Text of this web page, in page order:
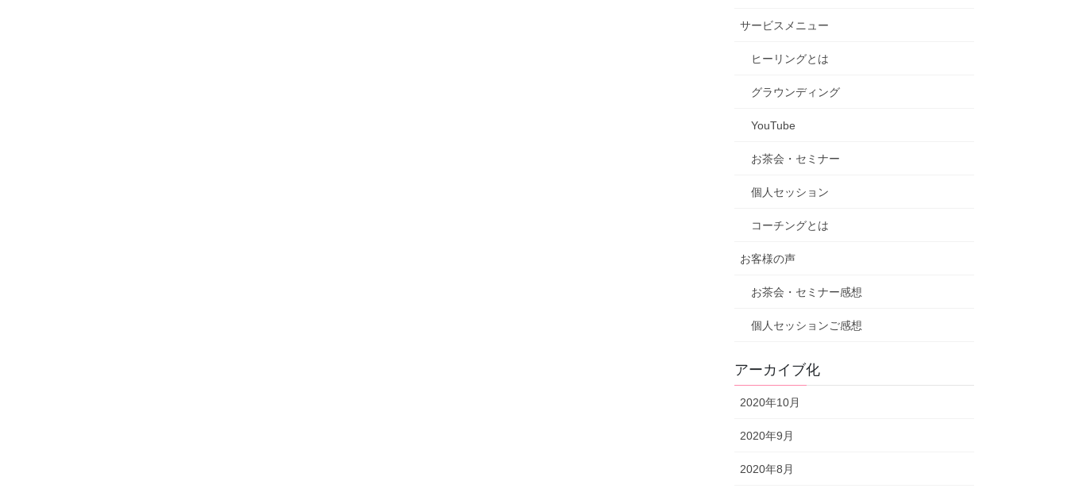
サービスメニュー
ヒーリングとは
グラウンディング
YouTube
お茶会・セミナー
個人セッション
コーチングとは
お客様の声
お茶会・セミナー感想
個人セッションご感想
アーカイブ化
2020年10月
2020年9月
2020年8月